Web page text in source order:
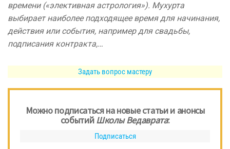
времени («элективная астрология»). Мухурта
выбирает наиболее подходящее время для начинания,
действия или события, например для свадьбы,
подписания контракта,…
Задать вопрос мастеру
Можно подписаться на новые статьи и анонсы
событийШколы Ведаврата:
Подписаться